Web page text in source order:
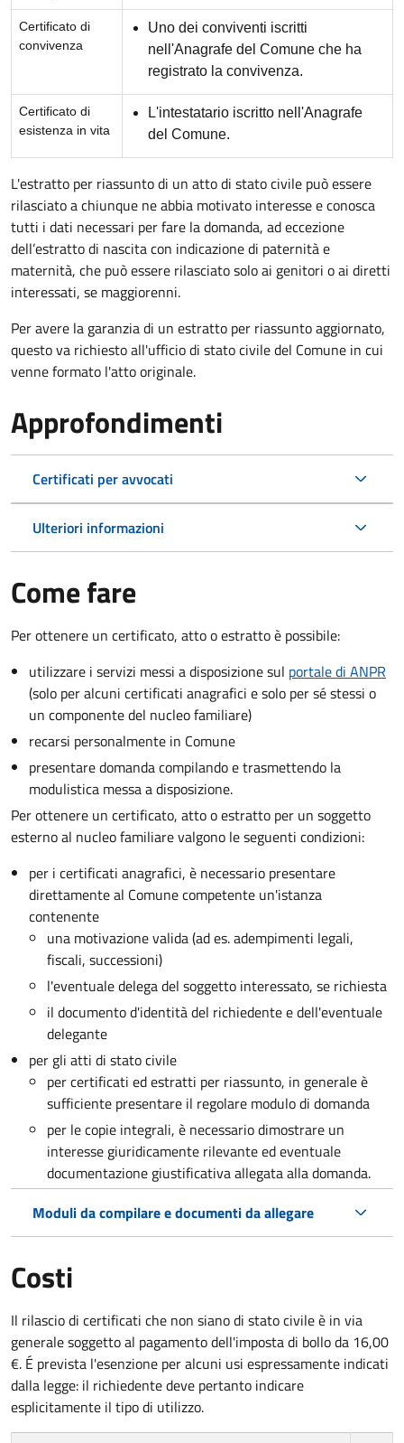
Certificato di
convivenza
Uno dei conviventi iscritti
nell'Anagrafe del Comune che ha
registrato la convivenza.
Certificato di
esistenza in vita
L'intestatario iscritto nell'Anagrafe
del Comune.
L'estratto per riassunto di un atto di stato civile può essere
rilasciato a chiunque ne abbia motivato interesse e conosca
tutti i dati necessari per fare la domanda, ad eccezione
dell’estratto di nascita con indicazione di paternità e
maternità, che può essere rilasciato solo ai genitori o ai diretti
interessati, se maggiorenni.
Per avere la garanzia di un estratto per riassunto aggiornato,
questo va richiesto all'ufficio di stato civile del Comune in cui
venne formato l'atto originale.
Approfondimenti
Certificati per avvocati
Ulteriori informazioni
Come fare
Per ottenere un certificato, atto o estratto è possibile:
utilizzare i servizi messi a disposizione sul portale di ANPR
(solo per alcuni certificati anagrafici e solo per sé stessi o
un componente del nucleo familiare)
recarsi personalmente in Comune
presentare domanda compilando e trasmettendo la
modulistica messa a disposizione.
Per ottenere un certificato, atto o estratto per un soggetto
esterno al nucleo familiare valgono le seguenti condizioni:
per i certificati anagrafici, è necessario presentare
direttamente al Comune competente un'istanza
contenente
una motivazione valida (ad es. adempimenti legali,
fiscali, successioni)
l'eventuale delega del soggetto interessato, se richiesta
il documento d'identità del richiedente e dell'eventuale
delegante
per gli atti di stato civile
per certificati ed estratti per riassunto, in generale è
sufficiente presentare il regolare modulo di domanda
per le copie integrali, è necessario dimostrare un
interesse giuridicamente rilevante ed eventuale
documentazione giustificativa allegata alla domanda.
Moduli da compilare e documenti da allegare
Costi
Il rilascio di certificati che non siano di stato civile è in via
generale soggetto al pagamento dell'imposta di bollo da 16,00
€. É prevista l'esenzione per alcuni usi espressamente indicati
dalla legge: il richiedente deve pertanto indicare
esplicitamente il tipo di utilizzo.